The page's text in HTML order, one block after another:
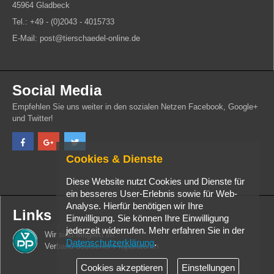
45964 Gladbeck
Tel.: +49 - (0)2043 - 4015733
E-Mail: post@tierschaedel-online.de
Social Media
Empfehlen Sie uns weiter in den sozialen Netzen Facebook, Google+
und Twitter!
Links
Wir sind Mitglied im
Verband deutscher Präparatoren
Cookies & Dienste
Diese Website nutzt Cookies und Dienste für
ein besseres User-Erlebnis sowie für Web-
Analyse. Hierfür benötigen wir Ihre
Einwilligung. Sie können Ihre Einwilligung
jederzeit widerrufen. Mehr erfahren Sie in der
Datenschutzerklärung.
Cookies akzeptieren Einstellungen